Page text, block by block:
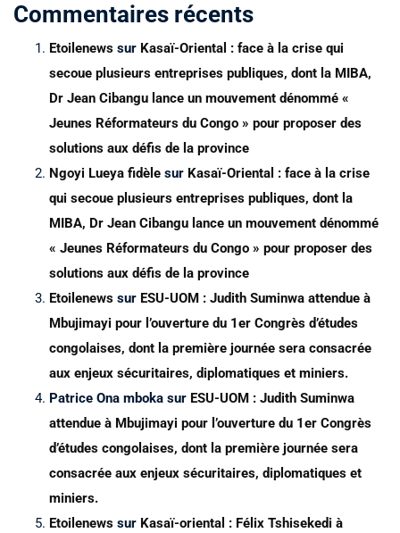
Commentaires récents
Etoilenews sur Kasaï-Oriental : face à la crise qui
secoue plusieurs entreprises publiques, dont la MIBA,
Dr Jean Cibangu lance un mouvement dénommé «
Jeunes Réformateurs du Congo » pour proposer des
solutions aux défis de la province
Ngoyi Lueya fidèle sur Kasaï-Oriental : face à la crise
qui secoue plusieurs entreprises publiques, dont la
MIBA, Dr Jean Cibangu lance un mouvement dénommé
« Jeunes Réformateurs du Congo » pour proposer des
solutions aux défis de la province
Etoilenews sur ESU-UOM : Judith Suminwa attendue à
Mbujimayi pour l’ouverture du 1er Congrès d’études
congolaises, dont la première journée sera consacrée
aux enjeux sécuritaires, diplomatiques et miniers.
Patrice Ona mboka sur ESU-UOM : Judith Suminwa
attendue à Mbujimayi pour l’ouverture du 1er Congrès
d’études congolaises, dont la première journée sera
consacrée aux enjeux sécuritaires, diplomatiques et
miniers.
Etoilenews sur Kasaï-oriental : Félix Tshisekedi à